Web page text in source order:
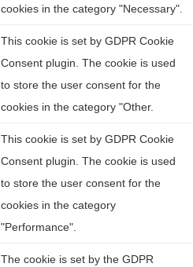
cookies in the category "Necessary".
This cookie is set by GDPR Cookie
Consent plugin. The cookie is used
to store the user consent for the
cookies in the category "Other.
This cookie is set by GDPR Cookie
Consent plugin. The cookie is used
to store the user consent for the
cookies in the category
"Performance".
The cookie is set by the GDPR